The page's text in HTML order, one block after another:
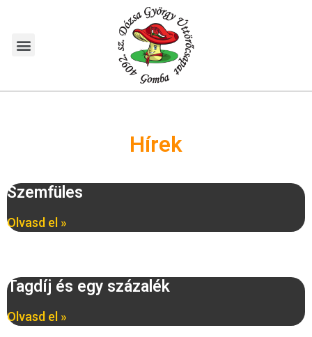
Hírek
Szemfüles
Olvasd el »
Tagdíj és egy százalék
Olvasd el »